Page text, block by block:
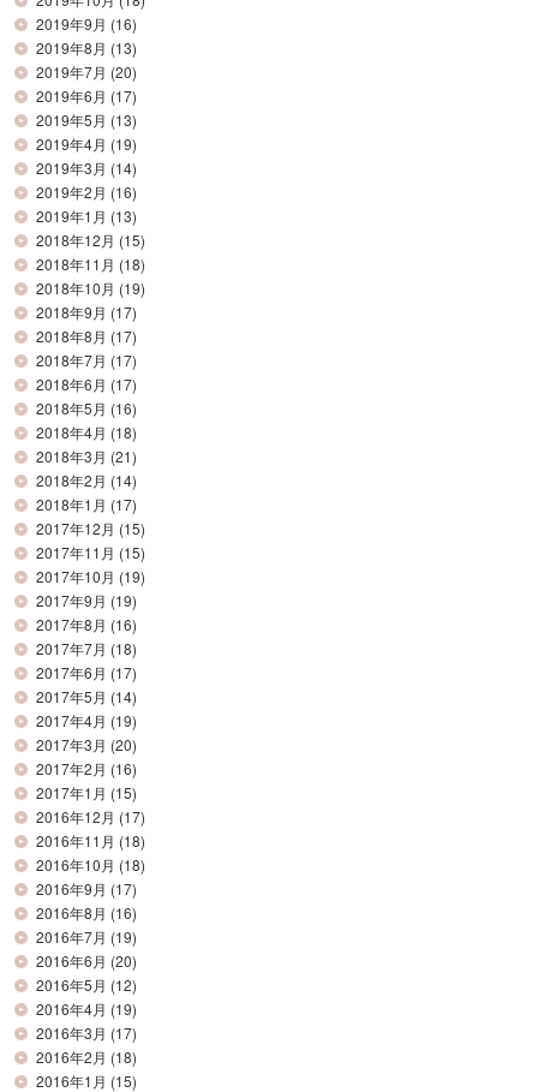
2019年9月 (16)
2019年8月 (13)
2019年7月 (20)
2019年6月 (17)
2019年5月 (13)
2019年4月 (19)
2019年3月 (14)
2019年2月 (16)
2019年1月 (13)
2018年12月 (15)
2018年11月 (18)
2018年10月 (19)
2018年9月 (17)
2018年8月 (17)
2018年7月 (17)
2018年6月 (17)
2018年5月 (16)
2018年4月 (18)
2018年3月 (21)
2018年2月 (14)
2018年1月 (17)
2017年12月 (15)
2017年11月 (15)
2017年10月 (19)
2017年9月 (19)
2017年8月 (16)
2017年7月 (18)
2017年6月 (17)
2017年5月 (14)
2017年4月 (19)
2017年3月 (20)
2017年2月 (16)
2017年1月 (15)
2016年12月 (17)
2016年11月 (18)
2016年10月 (18)
2016年9月 (17)
2016年8月 (16)
2016年7月 (19)
2016年6月 (20)
2016年5月 (12)
2016年4月 (19)
2016年3月 (17)
2016年2月 (18)
2016年1月 (15)